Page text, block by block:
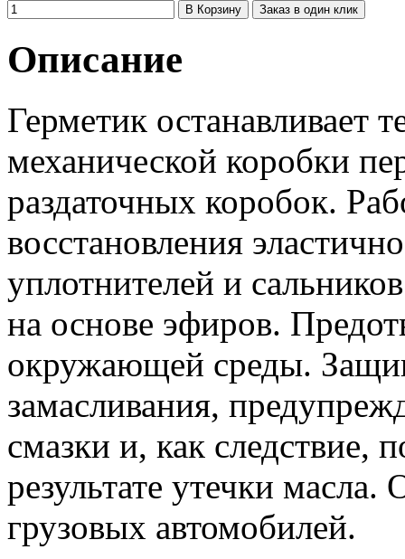
Заказ в один клик
Описание
Герметик останавливает
механической коробки
раздаточных коробок.
восстановления
уплотнителей и
на основе эфиров.
окружающей среды.
замасливания,
смазки и, как следствие,
результате утечки
грузовых автомобилей.